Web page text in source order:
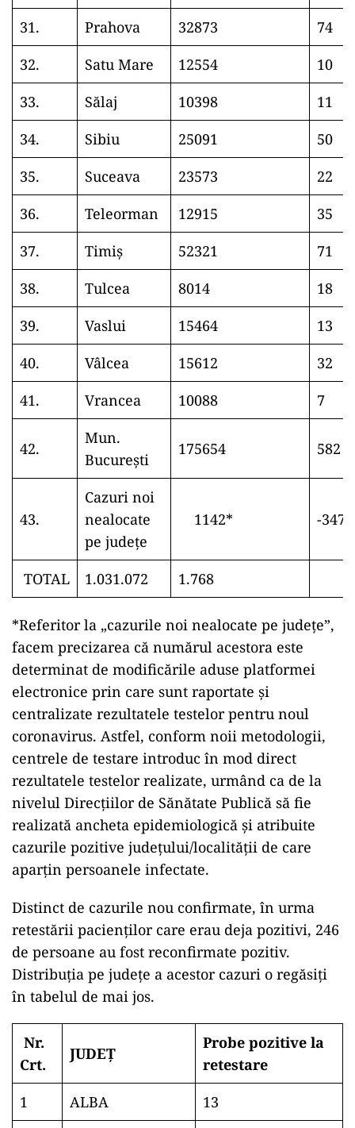
31. Prahova 32873
74
32.
Satu Mare 12554
10
33.
Sălaj 10398
11
34.
Sibiu 25091
50
35.
Suceava 23573
22
36.
Teleorman 12915
35
37.
Timiș 52321
71
38.
Tulcea 8014
18
39.
Vaslui 15464
13
40.
Vâlcea 15612
32
41.
Vrancea 10088 7
42.
Mun.
București
175654 582
43.
Cazuri noi
nealocate
pe județe
1142* -347
TOTAL 1.031.072 1.768
*Referitor la „cazurile noi nealocate pe județe”,
facem precizarea că numărul acestora este
determinat de modificările aduse platformei
electronice prin care sunt raportate și
centralizate rezultatele testelor pentru noul
coronavirus. Astfel, conform noii metodologii,
centrele de testare introduc în mod direct
rezultatele testelor realizate, urmând ca de la
nivelul Direcțiilor de Sănătate Publică să fie
realizată ancheta epidemiologică și atribuite
cazurile pozitive județului/localității de care
aparțin persoanele infectate.
Distinct de cazurile nou confirmate, în urma
retestării pacienților care erau deja pozitivi, 246
de persoane au fost reconfirmate pozitiv.
Distribuția pe județe a acestor cazuri o regăsiți
în tabelul de mai jos.
Nr.
Crt.
JUDEȚ
Probe pozitive la
retestare
1
ALBA
13